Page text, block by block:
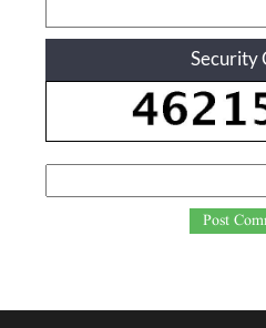
Security
Post